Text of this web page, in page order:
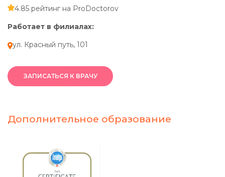
4.85 рейтинг на ProDoctorov
Работает в филиалах:
ул. Красный путь, 101
ЗАПИСАТЬСЯ К ВРАЧУ
Дополнительное образование